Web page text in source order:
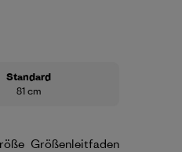
Standard
81 cm
Größenleitfaden